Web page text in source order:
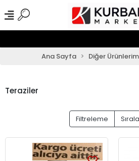
Ana Sayfa Diğer
Teraziler
Filtreleme